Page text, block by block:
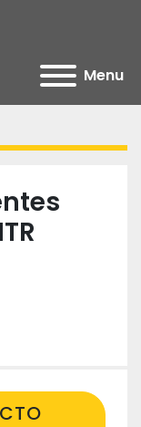
Menu